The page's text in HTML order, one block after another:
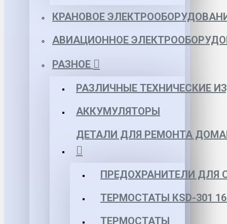
КРАНОВОЕ
АВИАЦИОННОЕ
РАЗНОЕ
РАЗЛИЧНЫЕ ТЕХНИЧЕСКИЕ
АККУМУЛЯТОРЫ
ДЕТАЛИ ДЛЯ РЕМОНТА
ПРЕДОХРАНИТЕЛИ ДЛЯ
ТЕРМОСТАТЫ КSD-301
ТЕРМОСТАТЫ